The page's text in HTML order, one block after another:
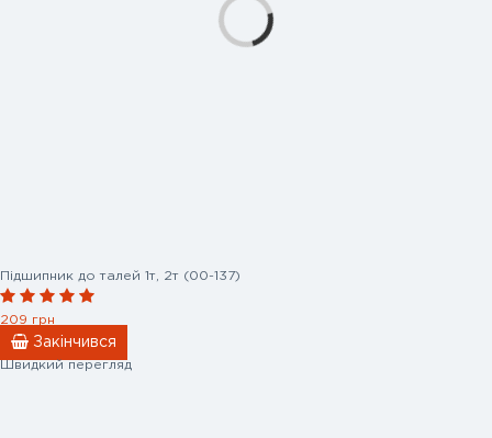
Підшипник до талей 1т, 2т (00-137)
209 грн
Закінчився
Швидкий перегляд